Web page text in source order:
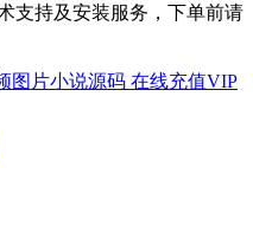
支持及安装服务，下单前请
图片小说源码 在线充值VIP